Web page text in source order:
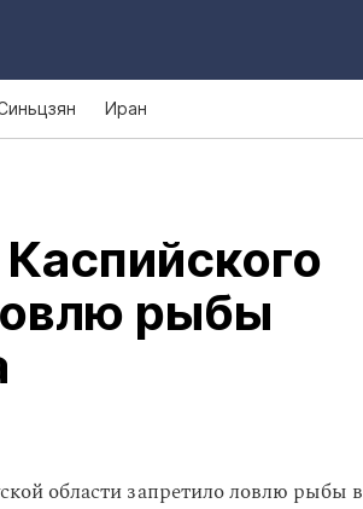
Иран
рыбы
области запретило ловлю рыбы в